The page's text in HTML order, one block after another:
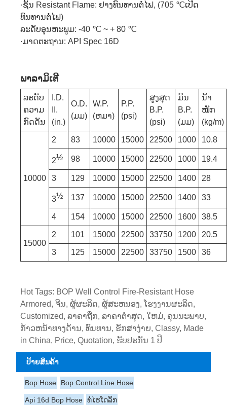
·ຊັ້ນ Resistant Flame: ຢາງທົນທານຕໍ່ໄຟ, (705 ℃ເປີດ
ທົນທານຕໍ່ໄຟ)
ລະດັບອຸນຫະພູມ: -40 ℃ ~ + 80 ℃
·ມາດຕະຖານ: API Spec 16D
ພາລາມິເຕີ
ລະດັບ
ຄວາມ
ກົດດັນ
I.D.
II.
(in.)
O.D.
(ມມ)
W.P.
(ຫມາ)
P.P.
(psi)
ສູງສຸດ
B.P.
(psi)
ມິນ
B.P.
(ມມ)
ນ້ຳ
ໜັກ
(kg/m)
10000
2 83 10000 15000 22500 1000 10.8
2½ 98 10000 15000 22500 1000 19.4
3 129 10000 15000 22500 1400 28
3½ 137 10000 15000 22500 1400 33
4 154 10000 15000 22500 1600 38.5
15000
2 101 15000 22500 33750 1200 20.5
3 125 15000 22500 33750 1500 36
Hot Tags: BOP Well Control Fire-Resistant Hose
Armored, ຈີນ, ຜູ້ຜະລິດ, ຜູ້ສະຫນອງ, ໂຮງງານຜະລິດ,
Customized, ລາຄາຖືກ, ລາຄາຕໍ່າສຸດ, ໃຫມ່, ຄຸນນະພາບ,
ກ້າວຫນ້າທາງດ້ານ, ທົນທານ, ຮັກສາງ່າຍ, Classy, ​​Made
in China, Price, Quotation, ຮັບປະກັນ 1 ປີ
ປ້າຍສິນຄ້າ
Bop Hose Bop Control Line Hose
Api 16d Bop Hose ທໍ່ໄຮໂດລິກ